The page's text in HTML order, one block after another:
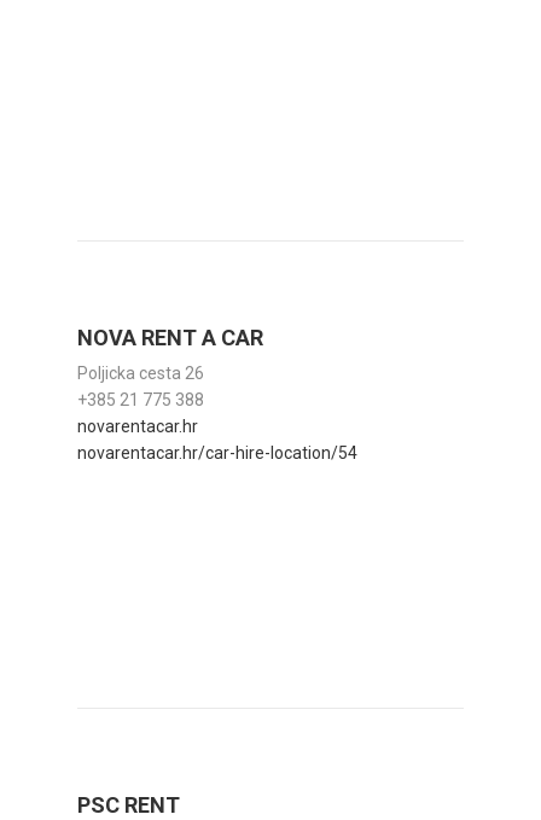
NOVA RENT A CAR
Poljicka cesta 26
+385 21 775 388
novarentacar.hr
novarentacar.hr/car-hire-location/54
PSC RENT